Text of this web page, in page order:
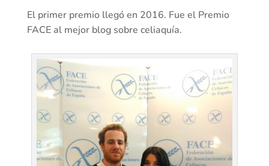
El primer premio llegó en 2016. Fue el Premio
FACE al mejor blog sobre celiaquía.